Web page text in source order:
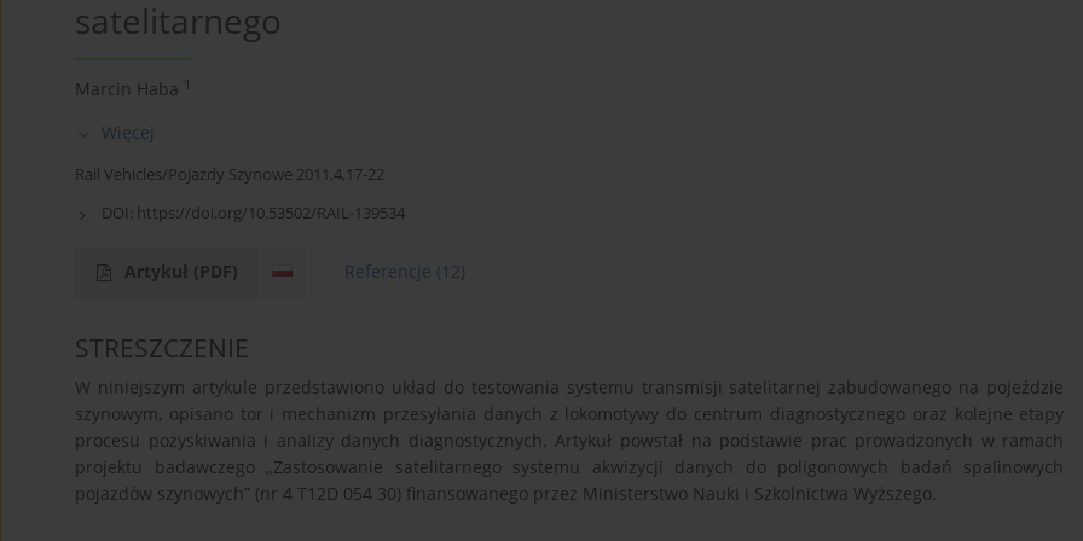
satelitarnego
Marcin Haba 1
Więcej
Rail Vehicles/Pojazdy Szynowe 2011,4,17-22
DOI: https://doi.org/10.53502/RAIL-139534
Artykuł (PDF) Referencje (12)
STRESZCZENIE
W niniejszym artykule przedstawiono układ do testowania systemu transmisji satelitarnej zabudowanego na pojeździe
szynowym, opisano tor i mechanizm przesyłania danych z lokomotywy do centrum diagnostycznego oraz kolejne etapy
procesu pozyskiwania i analizy danych diagnostycznych. Artykuł powstał na podstawie prac prowadzonych w ramach
projektu badawczego „Zastosowanie satelitarnego systemu akwizycji danych do poligonowych badań spalinowych
pojazdów szynowych” (nr 4 T12D 054 30) finansowanego przez Ministerstwo Nauki i Szkolnictwa Wyższego.